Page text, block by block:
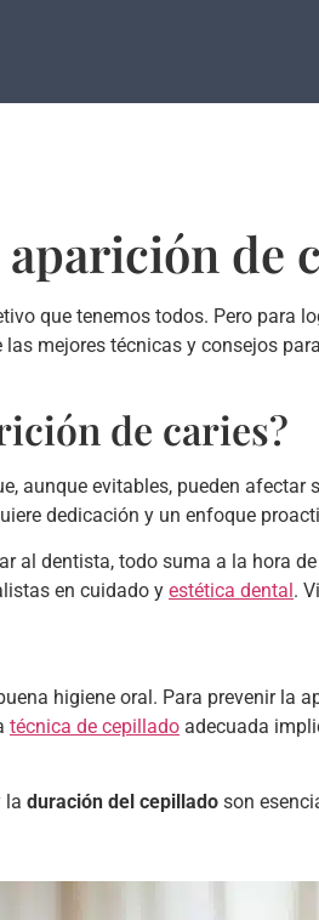
de
que tenemos todos. Pero para
mejores técnicas y consejos para
de caries?
aunque evitables, pueden
dedicación y un enfoque
al dentista, todo suma a la hora
en cuidado y estética dental .
higiene oral. Para prevenir la
técnica de cepillado adecuada
la duración del cepillado son